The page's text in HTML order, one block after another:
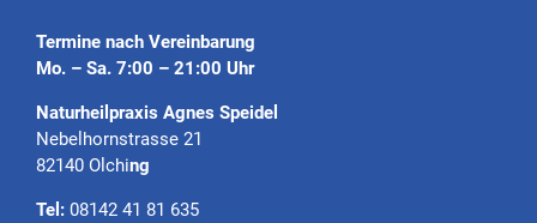
Termine nach Vereinbarung
Mo. – Sa. 7:00 – 21:00 Uhr
Naturheilpraxis Agnes Speidel
Nebelhornstrasse 21
82140 Olching
Tel: 08142 41 81 635